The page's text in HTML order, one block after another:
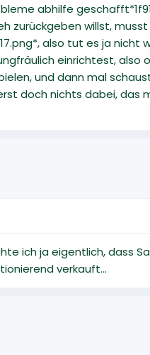
abhilfe
zurückgeben willst,
also tut es ja nicht
einrichtest, also
und dann mal
doch nichts dabei, das
ich ja eigentlich, dass
verkauft...